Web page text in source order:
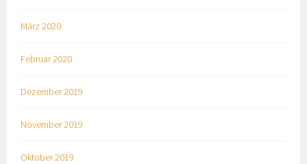
März 2020
Februar 2020
Dezember 2019
November 2019
Oktober 2019